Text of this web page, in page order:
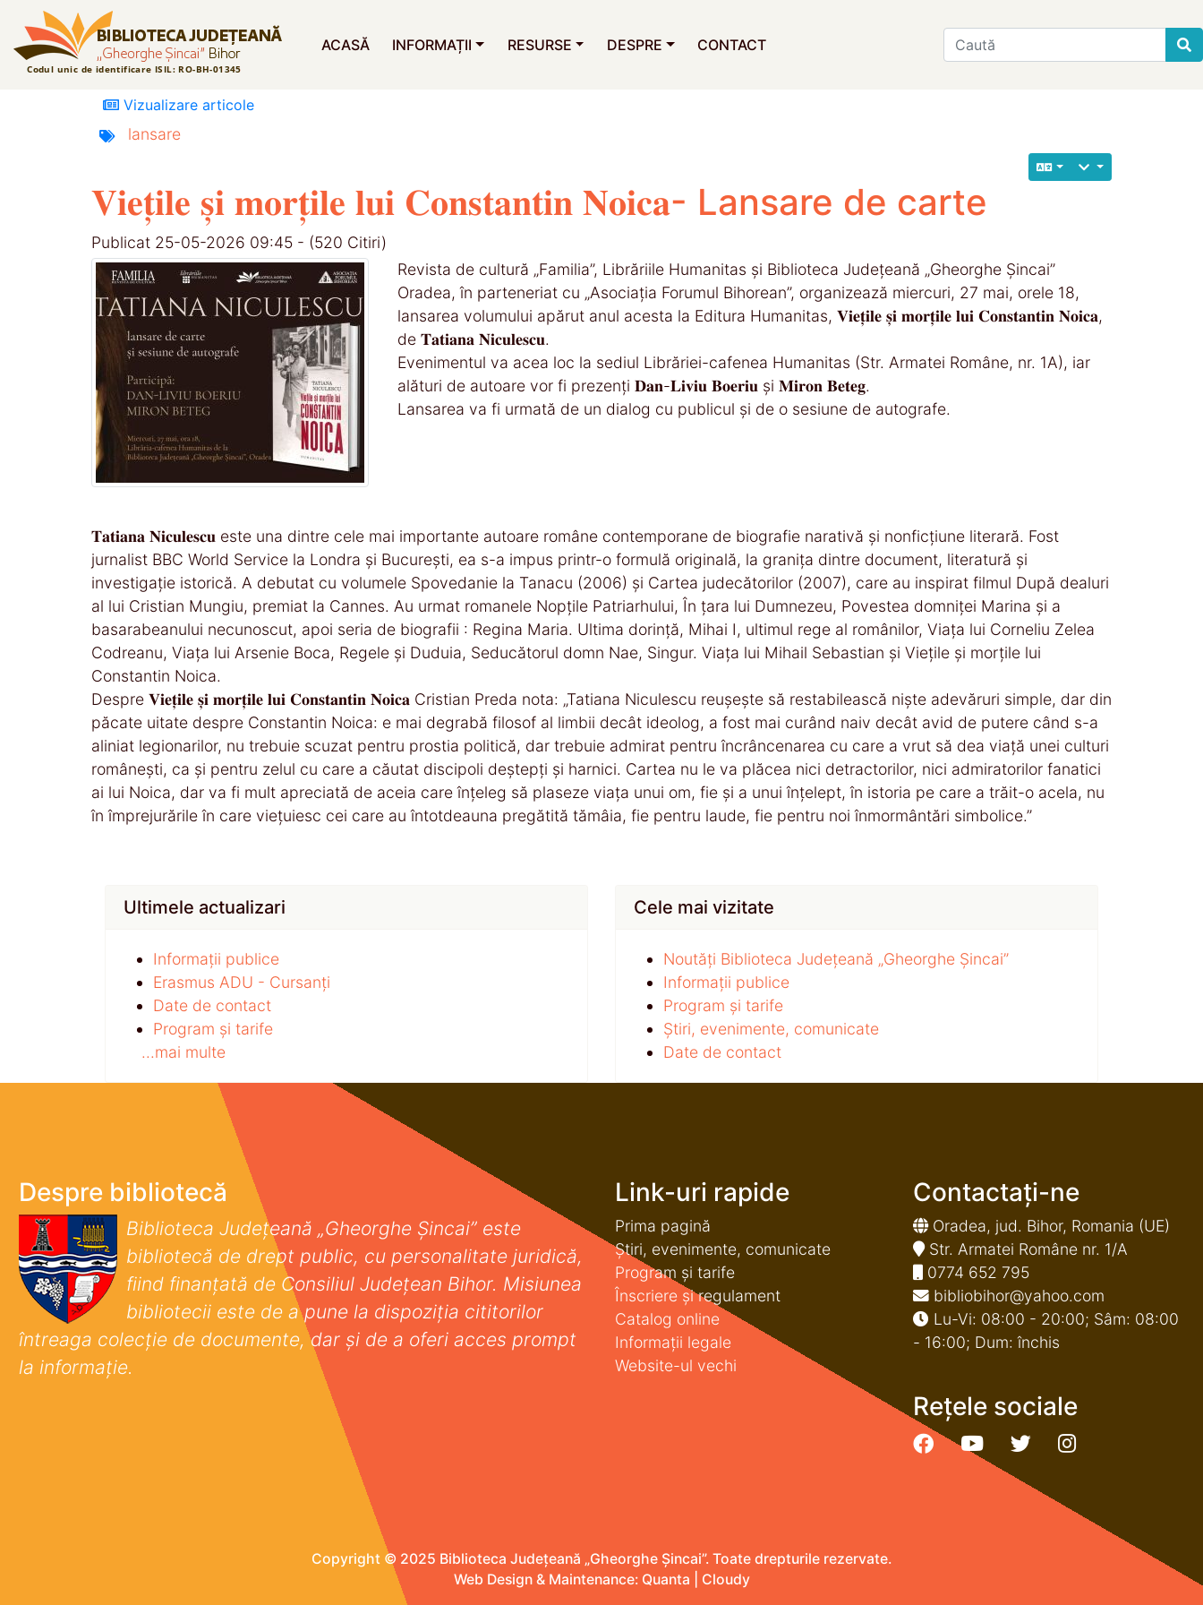
ACASĂ INFORMAȚII RESURSE DESPRE CONTACT
Find
Vizualizare articole
lansare
𝐕𝐢𝐞𝐭̦𝐢𝐥𝐞 𝐬̦𝐢 𝐦𝐨𝐫𝐭̦𝐢𝐥𝐞 𝐥𝐮𝐢 𝐂𝐨𝐧𝐬𝐭𝐚𝐧𝐭𝐢𝐧 𝐍𝐨𝐢𝐜𝐚- Lansare de carte
Publicat 25-05-2026 09:45 - (520 Citiri)
Revista de cultură „Familia”, Librăriile Humanitas și Biblioteca Județeană „Gheorghe Șincai”
Oradea, în parteneriat cu „Asociația Forumul Bihorean”, organizează miercuri, 27 mai, orele 18,
lansarea volumului apărut anul acesta la Editura Humanitas, 𝐕𝐢𝐞𝐭̦𝐢𝐥𝐞 𝐬̦𝐢 𝐦𝐨𝐫𝐭̦𝐢𝐥𝐞 𝐥𝐮𝐢 𝐂𝐨𝐧𝐬𝐭𝐚𝐧𝐭𝐢𝐧 𝐍𝐨𝐢𝐜𝐚,
de 𝐓𝐚𝐭𝐢𝐚𝐧𝐚 𝐍𝐢𝐜𝐮𝐥𝐞𝐬𝐜𝐮.
Evenimentul va acea loc la sediul Librăriei-cafenea Humanitas (Str. Armatei Române, nr. 1A), iar
alături de autoare vor fi prezenți 𝐃𝐚𝐧-𝐋𝐢𝐯𝐢𝐮 𝐁𝐨𝐞𝐫𝐢𝐮 și 𝐌𝐢𝐫𝐨𝐧 𝐁𝐞𝐭𝐞𝐠.
Lansarea va fi urmată de un dialog cu publicul și de o sesiune de autografe.
𝐓𝐚𝐭𝐢𝐚𝐧𝐚 𝐍𝐢𝐜𝐮𝐥𝐞𝐬𝐜𝐮 este una dintre cele mai importante autoare române contemporane de biografie narativă și nonficțiune literară. Fost
jurnalist BBC World Service la Londra și București, ea s-a impus printr-o formulă originală, la granița dintre document, literatură și
investigație istorică. A debutat cu volumele Spovedanie la Tanacu (2006) și Cartea judecătorilor (2007), care au inspirat filmul După dealuri
al lui Cristian Mungiu, premiat la Cannes. Au urmat romanele Nopțile Patriarhului, În țara lui Dumnezeu, Povestea domniței Marina și a
basarabeanului necunoscut, apoi seria de biografii : Regina Maria. Ultima dorință, Mihai I, ultimul rege al românilor, Viața lui Corneliu Zelea
Codreanu, Viața lui Arsenie Boca, Regele și Duduia, Seducătorul domn Nae, Singur. Viața lui Mihail Sebastian și Viețile și morțile lui
Constantin Noica.
Despre 𝐕𝐢𝐞𝐭̦𝐢𝐥𝐞 𝐬̦𝐢 𝐦𝐨𝐫𝐭̦𝐢𝐥𝐞 𝐥𝐮𝐢 𝐂𝐨𝐧𝐬𝐭𝐚𝐧𝐭𝐢𝐧 𝐍𝐨𝐢𝐜𝐚 Cristian Preda nota: „Tatiana Niculescu reușește să restabilească niște adevăruri simple, dar din
păcate uitate despre Constantin Noica: e mai degrabă filosof al limbii decât ideolog, a fost mai curând naiv decât avid de putere când s-a
aliniat legionarilor, nu trebuie scuzat pentru prostia politică, dar trebuie admirat pentru încrâncenarea cu care a vrut să dea viață unei culturi
românești, ca și pentru zelul cu care a căutat discipoli deștepți și harnici. Cartea nu le va plăcea nici detractorilor, nici admiratorilor fanatici
ai lui Noica, dar va fi mult apreciată de aceia care înțeleg să plaseze viața unui om, fie și a unui înțelept, în istoria pe care a trăit-o acela, nu
în împrejurările în care viețuiesc cei care au întotdeauna pregătită tămâia, fie pentru laude, fie pentru noi înmormântări simbolice.”
Ultimele actualizari
Informații publice
Erasmus ADU - Cursanți
Date de contact
Program și tarife
...mai multe
Cele mai vizitate
Noutăți Biblioteca Județeană „Gheorghe Șincai”
Informații publice
Program și tarife
Știri, evenimente, comunicate
Date de contact
Despre bibliotecă
Biblioteca Județeană „Gheorghe Șincai” este
bibliotecă de drept public, cu personalitate juridică,
fiind finanţată de Consiliul Judeţean Bihor. Misiunea
bibliotecii este de a pune la dispoziţia cititorilor
întreaga colecţie de documente, dar şi de a oferi acces prompt
la informaţie.
Link-uri rapide
Prima pagină
Știri, evenimente, comunicate
Program și tarife
Înscriere și regulament
Catalog online
Informații legale
Website-ul vechi
Contactați-ne
Oradea, jud. Bihor, Romania (UE)
Str. Armatei Române nr. 1/A
0774 652 795
bibliobihor@yahoo.com
Lu-Vi: 08:00 - 20:00; Sâm: 08:00
- 16:00; Dum: închis
Rețele sociale
Copyright © 2025 Biblioteca Județeană „Gheorghe Șincai”. Toate drepturile rezervate.
Web Design & Maintenance: Quanta Cloudy